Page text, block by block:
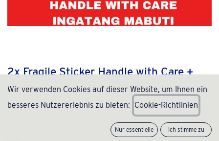
2x Fragile Sticker Handle with Care +
Logo
(0 Rezension)
Versand (0,50€/Stück)
Wir verwenden Cookies auf dieser Website, um Ihnen ein
besseres Nutzererlebnis zu bieten: Cookie-Richtlinien
Nur essentielle Ich stimme zu